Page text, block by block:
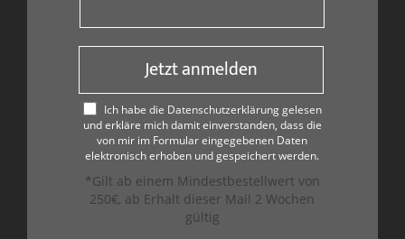
Jetzt anmelden
Ich habe die Datenschutzerklärung gelesen
und erkläre mich damit einverstanden, dass die
von mir im Formular eingegebenen Daten
elektronisch erhoben und gespeichert werden.
*Gilt ab einem Mindestbestellwert von
250€, ab Erhalt dieser Mail 2 Wochen
gültig